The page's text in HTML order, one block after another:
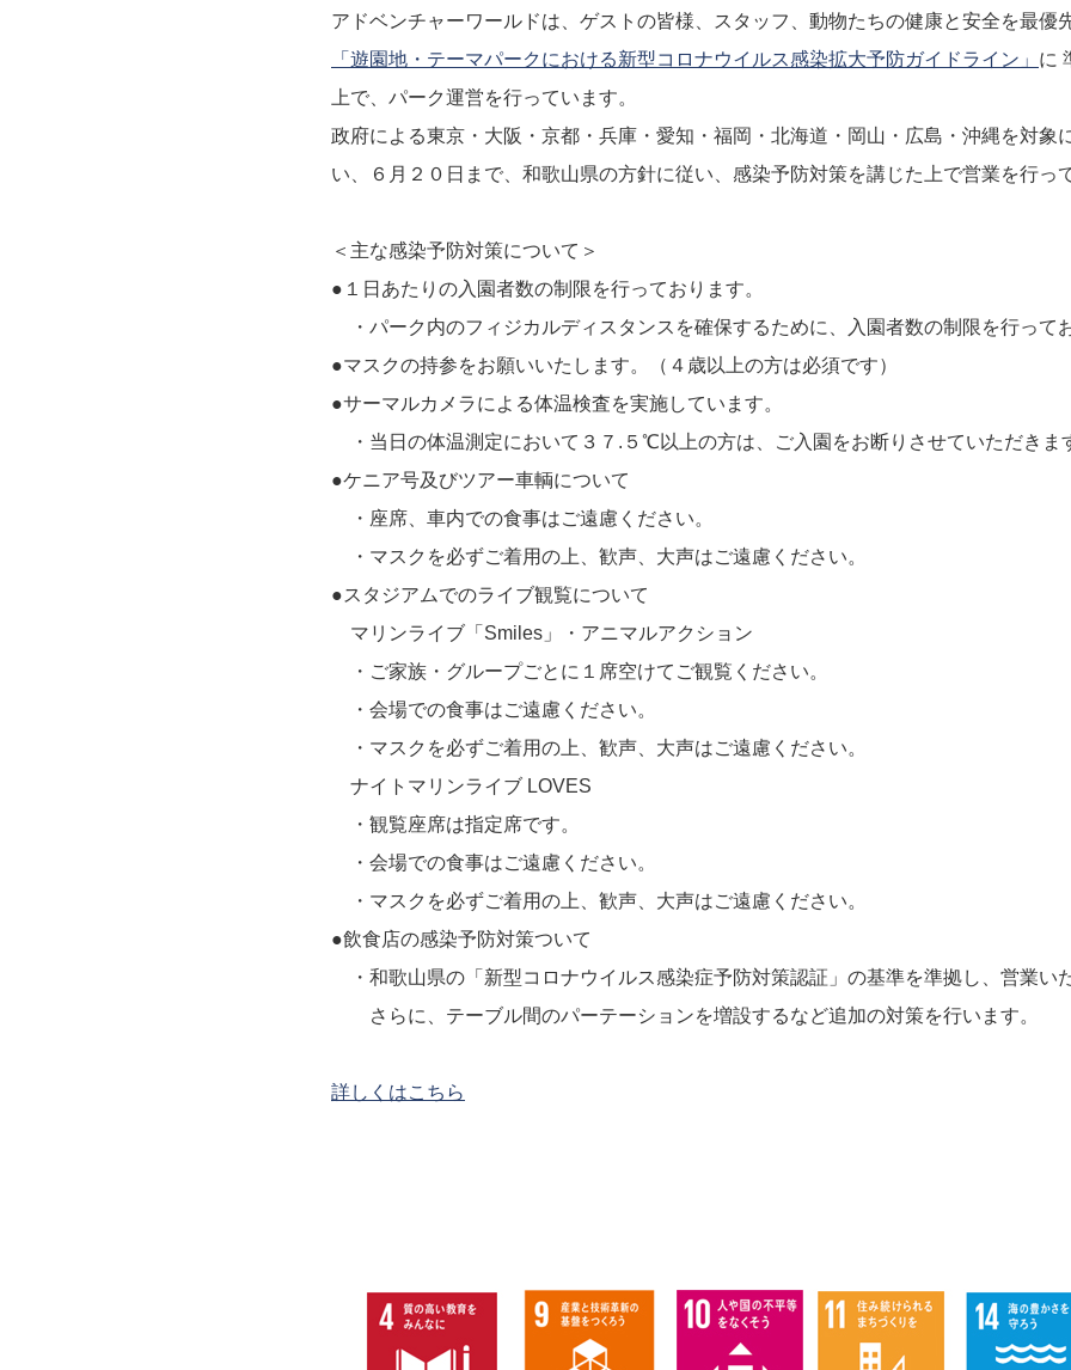
アドベンチャーワールドは、ゲストの皆様、スタッフ、動物たちの健康と安全を最優
「遊園地・テーマパークにおける新型コロナウイルス感染拡⼤予防ガイドライン」 に
上で、パーク運営を⾏っています。
政府による東京・大阪・京都・兵庫・愛知・福岡・北海道・岡山・広島・沖縄を対象
い、６月２０日まで、和歌山県の方針に従い、感染予防対策を講じた上で営業を行っ
＜主な感染予防対策について＞
●１日あたりの入園者数の制限を行っております。
・パーク内のフィジカルディスタンスを確保するために、入園者数の制限を行って
●マスクの持参をお願いいたします。（４歳以上の方は必須です）
●サーマルカメラによる体温検査を実施しています。
・当日の体温測定において３７.５℃以上の方は、ご入園をお断りさせていただきま
●ケニア号及びツアー車輌について
・座席、車内での食事はご遠慮ください。
・マスクを必ずご着用の上、歓声、大声はご遠慮ください。
●スタジアムでのライブ観覧について
マリンライブ「Smiles」・アニマルアクション
・ご家族・グループごとに１席空けてご観覧ください。
・会場での食事はご遠慮ください。
・マスクを必ずご着用の上、歓声、大声はご遠慮ください。
ナイトマリンライブ LOVES
・観覧座席は指定席です。
・会場での食事はご遠慮ください。
・マスクを必ずご着用の上、歓声、大声はご遠慮ください。
●飲食店の感染予防対策ついて
・和歌山県の「新型コロナウイルス感染症予防対策認証」の基準を準拠し、営業い
さらに、テーブル間のパーテーションを増設するなど追加の対策を行います。
詳しくはこちら